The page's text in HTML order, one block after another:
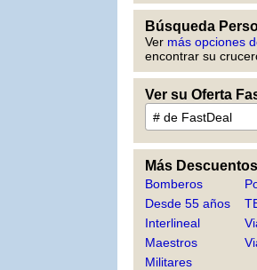
Búsqueda
Ver más opciones
encontrar su
Ver su Oferta
Más
Bomberos
Desde 55 años
Interlineal
Maestros
Militares